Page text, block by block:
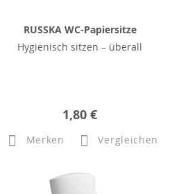
RUSSKA WC-Papiersitze
Hygienisch sitzen – überall
1,80 €
Merken Vergleichen